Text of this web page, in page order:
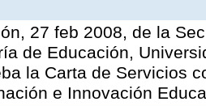
27 feb 2008, de la
de Educación,
la Carta de Servicios
e Innovación